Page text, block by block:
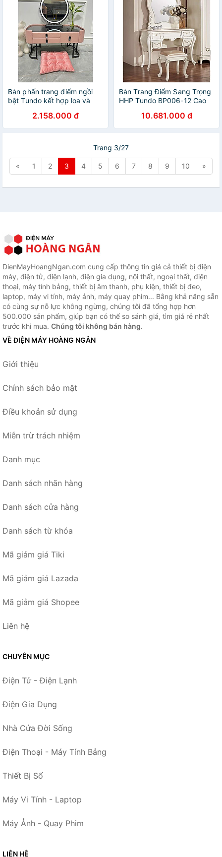
Bàn phấn trang điểm ngồi
bệt Tundo kết hợp loa và
hiện đại2.158.000 đ
Bàn Trang Điểm Sang Trọng
HHP Tundo BP006-12 Cao
10.681.000 đ
Trang 3/27
« 1 2 3 4 5 6 7 8 9 10 »
DienMayHoangNgan.com cung cấp thông tin giá cả thiết bị điện
máy, điện tử, điện lạnh, điện gia dụng, nội thất, ngoại thất, điện
thoại, máy tính bảng, thiết bị âm thanh, phụ kiện, thiết bị đeo,
laptop, máy vi tính, máy ảnh, máy quay phim... Bằng khả năng sẵn
có cùng sự nỗ lực không ngừng, chúng tôi đã tổng hợp hơn
500.000 sản phẩm, giúp bạn có thể so sánh giá, tìm giá rẻ nhất
trước khi mua. Chúng tôi không bán hàng.
VỀ ĐIỆN MÁY HOÀNG NGÂN
Giới thiệu
Chính sách bảo mật
Điều khoản sử dụng
Miễn trừ trách nhiệm
Danh mục
Danh sách nhãn hàng
Danh sách cửa hàng
Danh sách từ khóa
Mã giảm giá Tiki
Mã giảm giá Lazada
Mã giảm giá Shopee
Liên hệ
CHUYÊN MỤC
Điện Tử - Điện Lạnh
Điện Gia Dụng
Nhà Cửa Đời Sống
Điện Thoại - Máy Tính Bảng
Thiết Bị Số
Máy Vi Tính - Laptop
Máy Ảnh - Quay Phim
LIÊN HỆ